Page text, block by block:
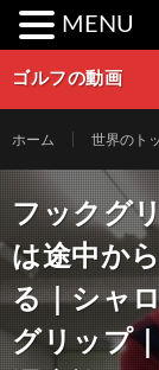
ゴルフの動画
ホーム 世界のト
フックグ
は途中か
る｜シャ
グリップ
MENU